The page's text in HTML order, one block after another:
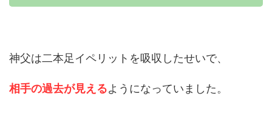
神父は二本足イペリットを吸収したせいで、
相手の過去が見えるようになっていました。